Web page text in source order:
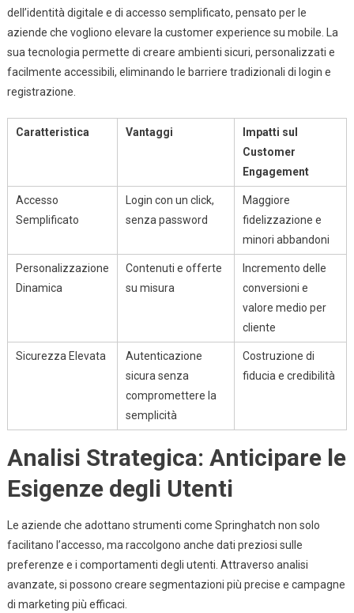
dell’identità digitale e di accesso semplificato, pensato per le
aziende che vogliono elevare la customer experience su mobile. La
sua tecnologia permette di creare ambienti sicuri, personalizzati e
facilmente accessibili, eliminando le barriere tradizionali di login e
registrazione.
Caratteristica Vantaggi
Impatti sul
Customer
Engagement
Accesso
Semplificato
Login con un click,
senza password
Maggiore
fidelizzazione e
minori abbandoni
Personalizzazione
Dinamica
Contenuti e offerte
su misura
Incremento delle
conversioni e
valore medio per
cliente
Sicurezza Elevata
Autenticazione
sicura senza
compromettere la
semplicità
Costruzione di
fiducia e credibilità
Analisi Strategica: Anticipare le
Esigenze degli Utenti
Le aziende che adottano strumenti come Springhatch non solo
facilitano l’accesso, ma raccolgono anche dati preziosi sulle
preferenze e i comportamenti degli utenti. Attraverso analisi
avanzate, si possono creare segmentazioni più precise e campagne
di marketing più efficaci.